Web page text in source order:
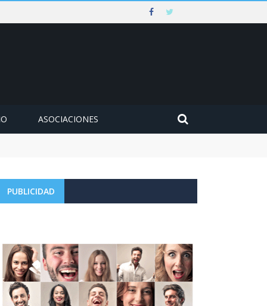
ASOCIACIONES
un muro en Ezcaray
PUBLICIDAD